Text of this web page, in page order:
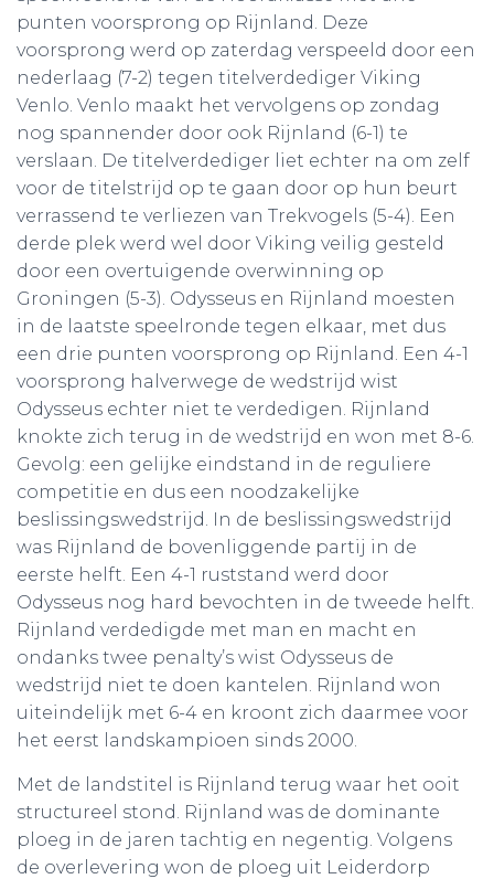
punten voorsprong op Rijnland. Deze
voorsprong werd op zaterdag verspeeld door een
nederlaag (7-2) tegen titelverdediger Viking
Venlo. Venlo maakt het vervolgens op zondag
nog spannender door ook Rijnland (6-1) te
verslaan. De titelverdediger liet echter na om zelf
voor de titelstrijd op te gaan door op hun beurt
verrassend te verliezen van Trekvogels (5-4). Een
derde plek werd wel door Viking veilig gesteld
door een overtuigende overwinning op
Groningen (5-3). Odysseus en Rijnland moesten
in de laatste speelronde tegen elkaar, met dus
een drie punten voorsprong op Rijnland. Een 4-1
voorsprong halverwege de wedstrijd wist
Odysseus echter niet te verdedigen. Rijnland
knokte zich terug in de wedstrijd en won met 8-6.
Gevolg: een gelijke eindstand in de reguliere
competitie en dus een noodzakelijke
beslissingswedstrijd. In de beslissingswedstrijd
was Rijnland de bovenliggende partij in de
eerste helft. Een 4-1 ruststand werd door
Odysseus nog hard bevochten in de tweede helft.
Rijnland verdedigde met man en macht en
ondanks twee penalty’s wist Odysseus de
wedstrijd niet te doen kantelen. Rijnland won
uiteindelijk met 6-4 en kroont zich daarmee voor
het eerst landskampioen sinds 2000.
Met de landstitel is Rijnland terug waar het ooit
structureel stond. Rijnland was de dominante
ploeg in de jaren tachtig en negentig. Volgens
de overlevering won de ploeg uit Leiderdorp